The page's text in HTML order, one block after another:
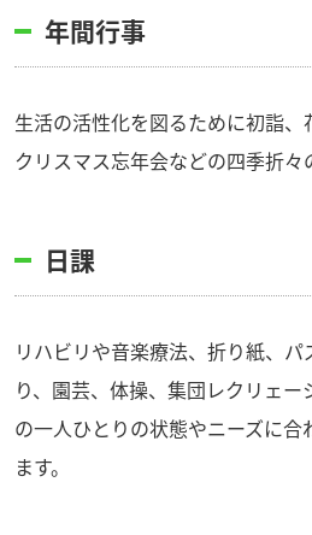
年間行事
生活の活性化を図るために初詣、
クリスマス忘年会などの四季折々
日課
リハビリや音楽療法、折り紙、
り、園芸、体操、集団レクリェー
の一人ひとりの状態やニーズに
ます。